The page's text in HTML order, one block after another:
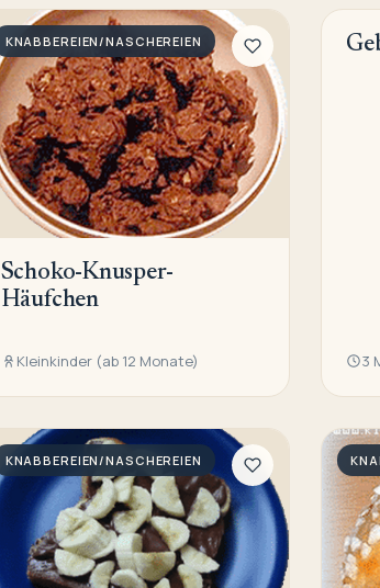
KNABBEREIEN/NASCHEREIEN
Schoko-Knusper-
Häufchen
Kleinkinder (ab 12 Monate) 3
KNABBEREIEN/NASCHEREIEN